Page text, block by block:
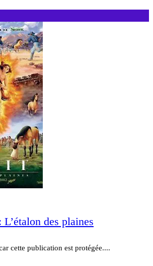
des plaines
cette publication est protégée....